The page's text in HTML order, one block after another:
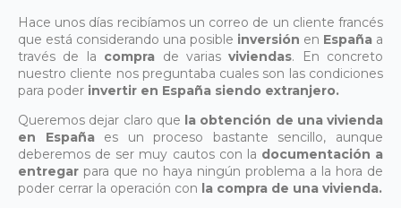
Hace unos días recibíamos un correo de un cliente francés
que está considerando una posible inversión en España a
través de la compra de variasviviendas. En concreto
nuestro cliente nos preguntaba cuales son las condiciones
para poder invertir en España siendo extranjero.
Queremos dejar claro que la obtención de una vivienda
en Españaes un proceso bastante sencillo, aunque
deberemos de ser muy cautos con la documentación a
entregar para que no haya ningún problema a la hora de
poder cerrar la operación con la compra de una vivienda.